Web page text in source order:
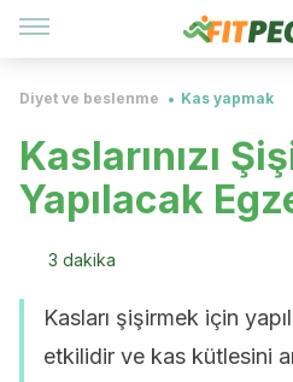
Diyet ve beslenme Kas yapmak
Kaslarınızı
Yapılacak
3 dakika
Kasları şişirmek için
etkilidir ve kas kütlesini